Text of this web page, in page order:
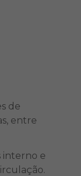
de
entre
interno e